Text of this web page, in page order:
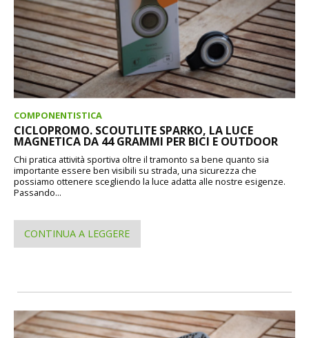
COMPONENTISTICA
CICLOPROMO. SCOUTLITE SPARKO, LA LUCE
MAGNETICA DA 44 GRAMMI PER BICI E OUTDOOR
Chi pratica attività sportiva oltre il tramonto sa bene quanto sia
importante essere ben visibili su strada, una sicurezza che
possiamo ottenere scegliendo la luce adatta alle nostre esigenze.
Passando...
CONTINUA A LEGGERE